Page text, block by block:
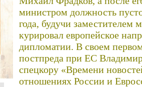
министром должность
года, будучи заместителем
курировал европейское
дипломатии. В своем
постпреда при ЕС
спецкору «Времени
отношениях России и